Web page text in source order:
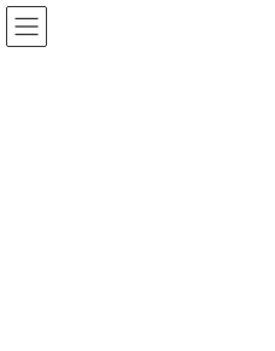
コ
ン
ナ
ビ